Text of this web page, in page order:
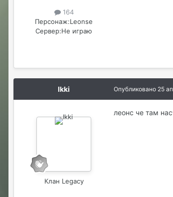
164
Персонаж:Leonse
Сервер:Не играю
Ikki
Клан Legacy
Опубликовано 25
леонс че там